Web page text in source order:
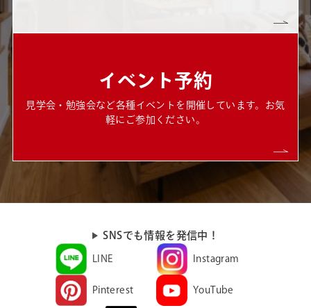
イベント予約
見学会・勉強会など各種イベントを開催しています。お気
軽にご参加ください。
SNSでも情報を発信中！
LINE Instagram
Pinterest YouTube